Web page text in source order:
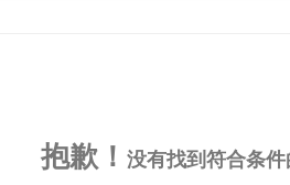
抱歉！ 没有找到符合条